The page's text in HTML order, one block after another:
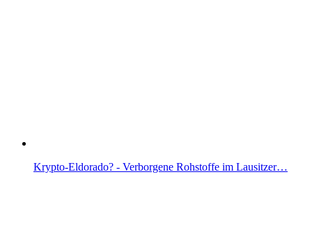
Krypto-Eldorado? - Verborgene Rohstoffe im Lausitzer…